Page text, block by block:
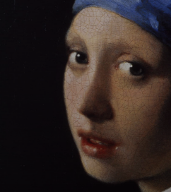
Em
se tornou
da Guild
Luke,